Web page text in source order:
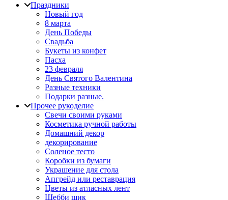
Праздники
Новый год
8 марта
День Победы
Свадьба
Букеты из конфет
Пасха
23 февраля
День Святого Валентина
Разные техники
Подарки разные.
Прочее рукоделие
Свечи своими руками
Косметика ручной работы
Домашний декор
декорирование
Соленое тесто
Коробки из бумаги
Украшение для стола
Апгрейд или реставрация
Цветы из атласных лент
Шебби шик